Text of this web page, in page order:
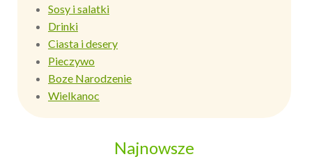
Sosy i salatki
Drinki
Ciasta i desery
Pieczywo
Boze Narodzenie
Wielkanoc
Najnowsze